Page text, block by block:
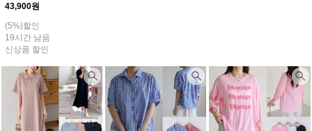
43,900원
(5%)할인
19시간 남음
신상품 할인